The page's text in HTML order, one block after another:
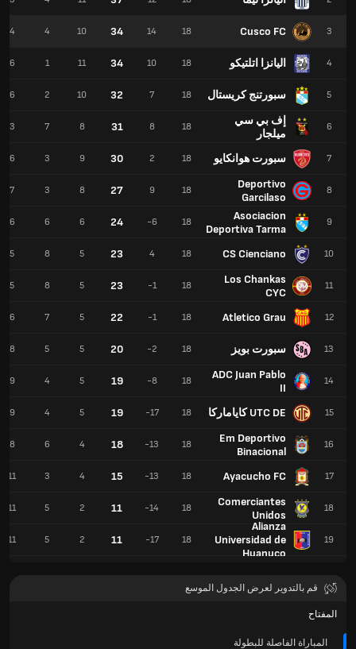
3
Cusco FC
4 اليانزا اتلتيكو
5 سبورتنج كريستال
6
إف بي سي
ميلجار
7 سبورت هوانكايو
8
Deportivo
Garcilaso
9
Asociacion
Deportiva Tarma
10
CS Cienciano
11
Los Chankas
CYC
12
Atletico Grau
13 سبورت بويز
14
ADC Juan Pablo
II
15 UTC DE كاياماركا
16
Em Deportivo
Binacional
17
Ayacucho FC
18
Comerciantes
Unidos
19
Alianza
Universidad de
Huanuco
18
14
34
10
4
4
18
10
34
11
1
6
18
7
32
10
2
6
18
8
31
8
7
3
18
2
30
9
3
6
18
9
27
8
3
7
18
-6
24
6
6
6
18
4
23
5
8
5
18
-1
23
5
8
5
18
-1
22
5
7
6
18
-2
20
5
5
8
18
-8
19
5
4
9
18
-17
19
5
4
9
18
-13
18
4
6
8
18
-13
15
4
3
11
18
-14
11
2
5
11
18
-17
11
2
5
11
قم بالتدوير لعرض الجدول الموسع
المفتاح
المباراة الفاصلة للبطولة